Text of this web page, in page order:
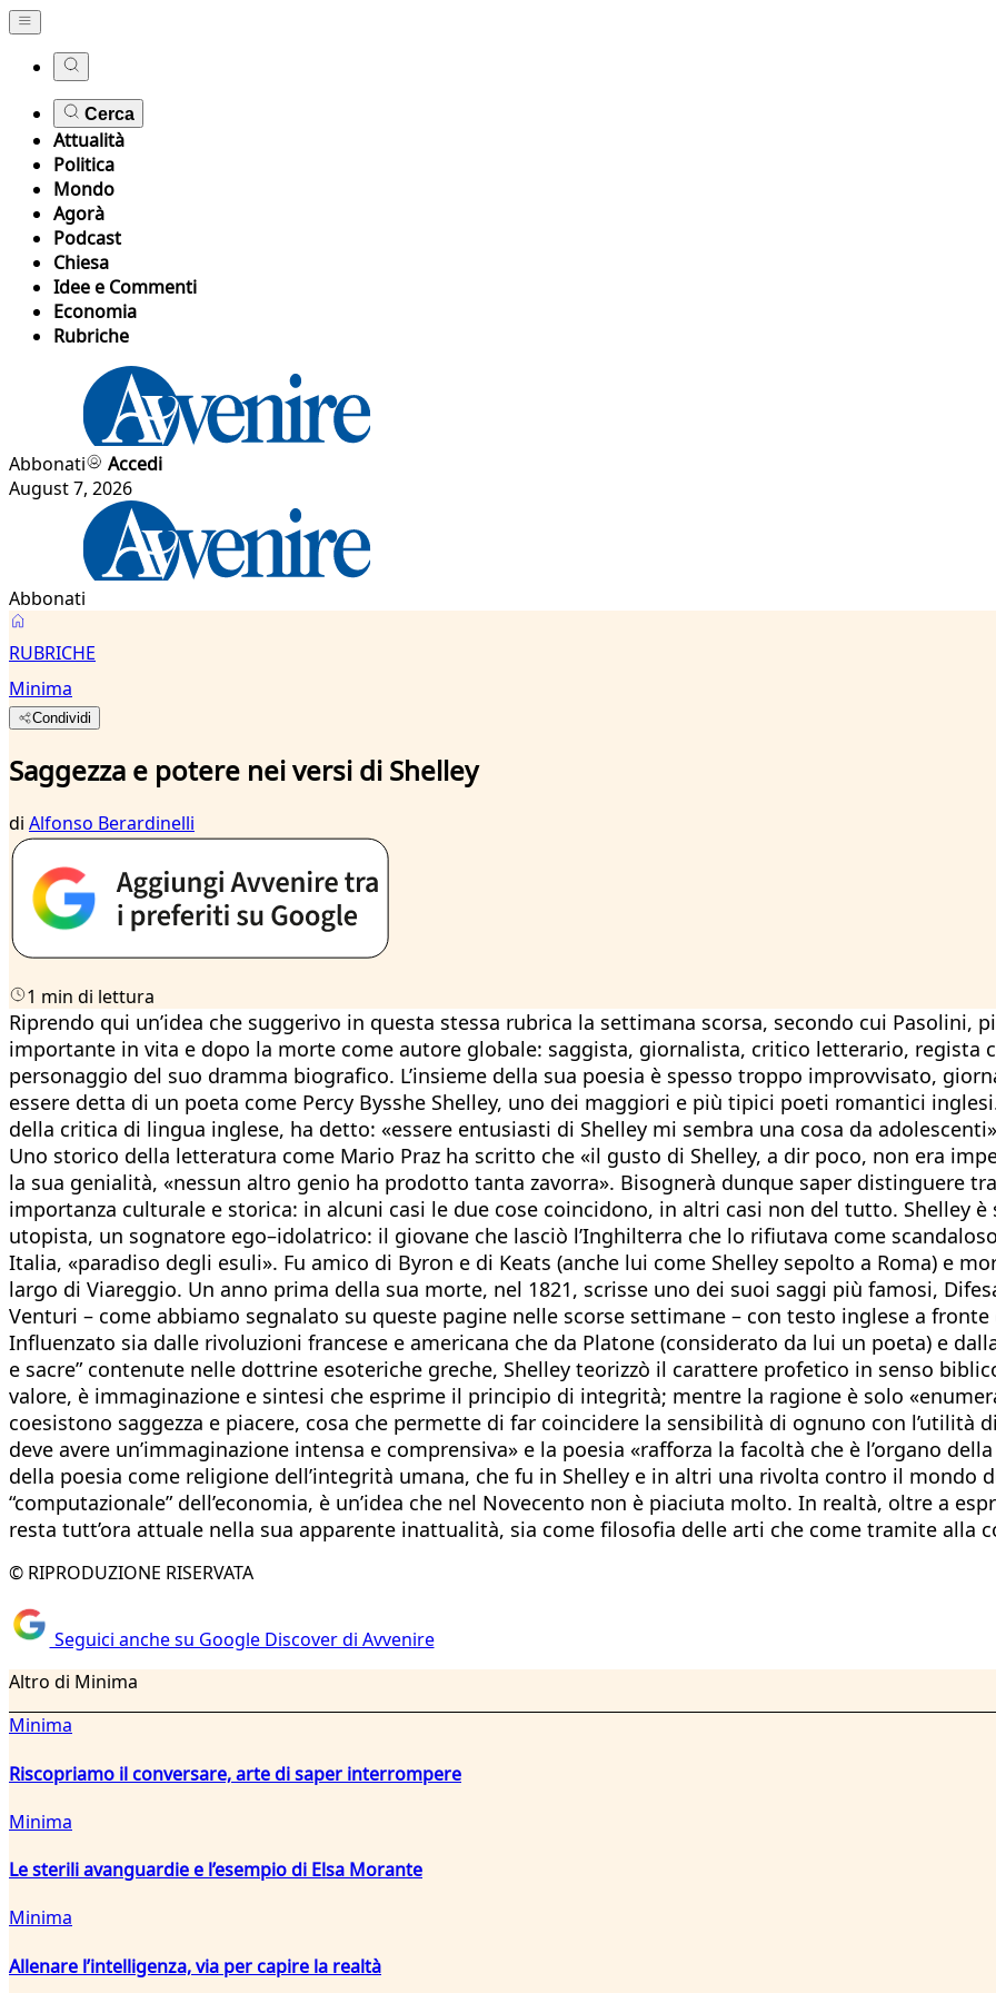
Cerca
Attualità
Politica
Mondo
Agorà
Podcast
Chiesa
Idee e Commenti
Economia
Rubriche
Abbonati
Accedi
August 7, 2026
Abbonati
RUBRICHE
Minima
Condividi
Saggezza e potere nei versi di Shelley
di Alfonso Berardinelli
1 min di lettura
Riprendo qui un’idea che suggerivo in questa stessa rubrica la settimana scorsa, secondo cui Pasolini,
importante in vita e dopo la morte come autore globale: saggista, giornalista, critico letterario, regista
personaggio del suo dramma biografico. L’insieme della sua poesia è spesso troppo improvvisato,
essere detta di un poeta come Percy Bysshe Shelley, uno dei maggiori e più tipici poeti romantici
della critica di lingua inglese, ha detto: «essere entusiasti di Shelley mi sembra una cosa da
Uno storico della letteratura come Mario Praz ha scritto che «il gusto di Shelley, a dir poco, non era
la sua genialità, «nessun altro genio ha prodotto tanta zavorra». Bisognerà dunque saper distinguere
importanza culturale e storica: in alcuni casi le due cose coincidono, in altri casi non del tutto. Shelley
utopista, un sognatore ego–idolatrico: il giovane che lasciò l’Inghilterra che lo rifiutava come
Italia, «paradiso degli esuli». Fu amico di Byron e di Keats (anche lui come Shelley sepolto a Roma) e
largo di Viareggio. Un anno prima della sua morte, nel 1821, scrisse uno dei suoi saggi più famosi,
Venturi – come abbiamo segnalato su queste pagine nelle scorse settimane – con testo inglese a fronte
Influenzato sia dalle rivoluzioni francese e americana che da Platone (considerato da lui un poeta) e
e sacre” contenute nelle dottrine esoteriche greche, Shelley teorizzò il carattere profetico in senso
valore, è immaginazione e sintesi che esprime il principio di integrità; mentre la ragione è solo
coesistono saggezza e piacere, cosa che permette di far coincidere la sensibilità di ognuno con l’utilità
deve avere un’immaginazione intensa e comprensiva» e la poesia «rafforza la facoltà che è l’organo
della poesia come religione dell’integrità umana, che fu in Shelley e in altri una rivolta contro il mondo
“computazionale” dell’economia, è un’idea che nel Novecento non è piaciuta molto. In realtà, oltre a
resta tutt’ora attuale nella sua apparente inattualità, sia come filosofia delle arti che come tramite alla
© RIPRODUZIONE RISERVATA
Seguici anche su Google Discover di Avvenire
Altro di Minima
Minima
Riscopriamo il conversare, arte di saper interrompere
Minima
Le sterili avanguardie e l’esempio di Elsa Morante
Minima
Allenare l’intelligenza, via per capire la realtà